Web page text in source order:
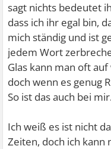
sagt nichts bedeutet
dass ich ihr egal bin,
mich ständig und ist
jedem Wort
Glas kann man oft
doch wenn es genug
So ist das auch bei
Ich weiß es ist nicht
Zeiten, doch ich kann